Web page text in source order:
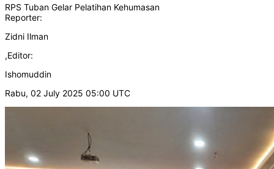
RPS Tuban Gelar Pelatihan Kehumasan
Reporter:
Zidni Ilman
,Editor:
Ishomuddin
Rabu, 02 July 2025 05:00 UTC